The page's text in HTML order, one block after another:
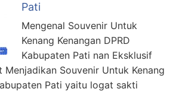
Pati
Mengenal Souvenir Untuk
Kenang Kenangan DPRD
Kabupaten Pati nan Eksklusif
Menjadikan Souvenir Untuk Kenang
Pati yaitu logat sakti